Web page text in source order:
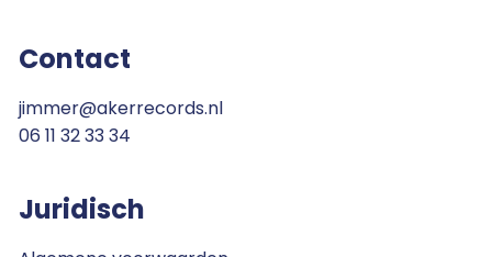
Contact
jimmer@akerrecords.nl
06 11 32 33 34
Juridisch